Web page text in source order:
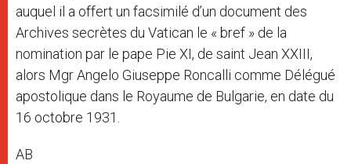
auquel il a offert un facsimilé d’un document des
Archives secrètes du Vatican le « bref » de la
nomination par le pape Pie XI, de saint Jean XXIII,
alors Mgr Angelo Giuseppe Roncalli comme Délégué
apostolique dans le Royaume de Bulgarie, en date du
16 octobre 1931.
AB